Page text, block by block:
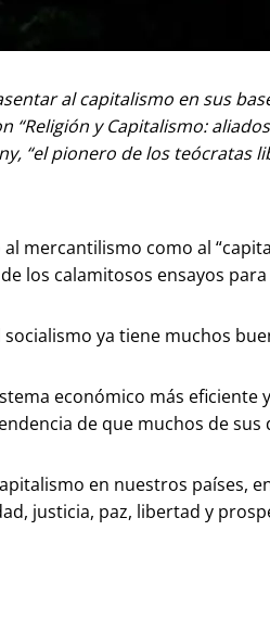
al capitalismo en sus
y Capitalismo:
“el pionero de los teócratas
mercantilismo como al
los calamitosos ensayos para
ya tiene muchos
económico más eficiente
de que muchos de
en nuestros países,
justicia, paz, libertad y